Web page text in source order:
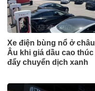
Xe điện bùng nổ ở châu
Âu khi giá dầu cao thúc
đẩy chuyển dịch xanh